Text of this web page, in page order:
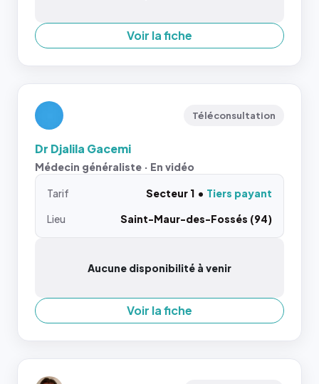
Voir la fiche
Téléconsultation
Dr Djalila Gacemi
Médecin généraliste · En vidéo
Tarif Secteur 1
Tiers payant
Lieu
Saint-Maur-des-Fossés (94)
Aucune disponibilité à venir
Voir la fiche